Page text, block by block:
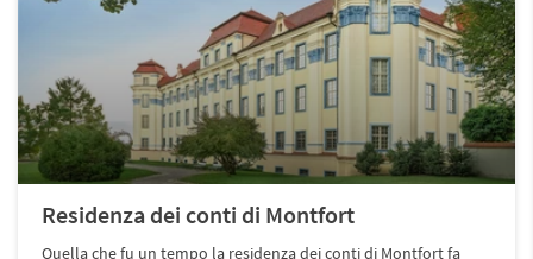
Residenza dei conti di Montfort
Quella che fu un tempo la residenza dei conti di Montfort fa